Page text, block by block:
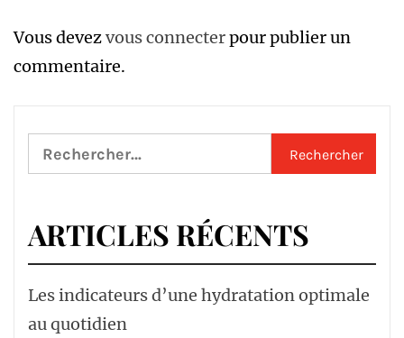
Vous devezvous connecterpour publier un
commentaire.
Rechercher :
ARTICLES RÉCENTS
Les indicateurs d’une hydratation optimale
au quotidien